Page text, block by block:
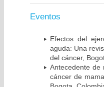
Eventos
Efectos del
aguda: Una
del cáncer,
Antecedente de
cáncer de